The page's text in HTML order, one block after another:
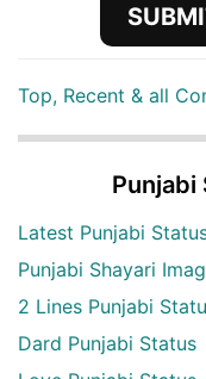
Top, Recent & all
Punjabi
Latest Punjabi
Punjabi Shayari
2 Lines Punjabi
Dard Punjabi Status